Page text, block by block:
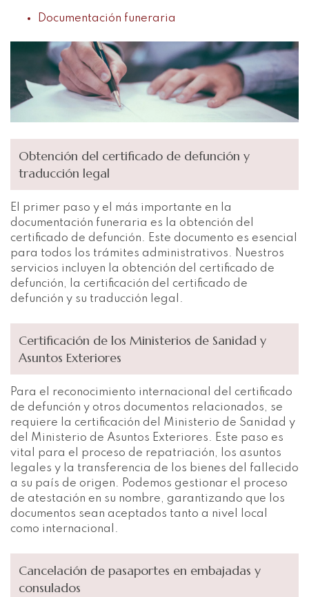
Documentación funeraria
Obtención del certificado de defunción y
traducción legal
El primer paso y el más importante en la
documentación funeraria es la obtención del
certificado de defunción. Este documento es esencial
para todos los trámites administrativos. Nuestros
servicios incluyen la obtención del certificado de
defunción, la certificación del certificado de
defunción y su traducción legal.
Certificación de los Ministerios de Sanidad y
Asuntos Exteriores
Para el reconocimiento internacional del certificado
de defunción y otros documentos relacionados, se
requiere la certificación del Ministerio de Sanidad y
del Ministerio de Asuntos Exteriores. Este paso es
vital para el proceso de repatriación, los asuntos
legales y la transferencia de los bienes del fallecido
a su país de origen. Podemos gestionar el proceso
de atestación en su nombre, garantizando que los
documentos sean aceptados tanto a nivel local
como internacional.
Cancelación de pasaportes en embajadas y
consulados